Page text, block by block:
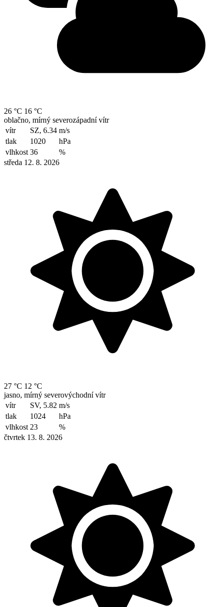
26 °C 16 °C
oblačno, mírný severozápadní vítr
vítr
SZ, 6.34 m/s
tlak
1020
hPa
vlhkost 36
%
středa 12. 8. 2026
27 °C 12 °C
jasno, mírný severovýchodní vítr
vítr
SV, 5.82 m/s
tlak
1024
hPa
vlhkost 23
%
čtvrtek 13. 8. 2026